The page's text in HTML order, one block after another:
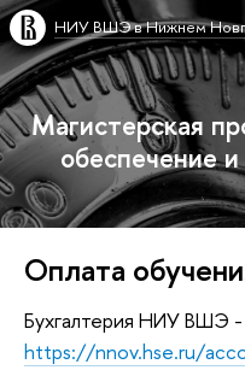
НИУ ВШЭ в Нижнем
Магистерская
обеспечение
Оплата
Бухгалтерия НИУ ВШЭ
https://nnov.hse.ru/